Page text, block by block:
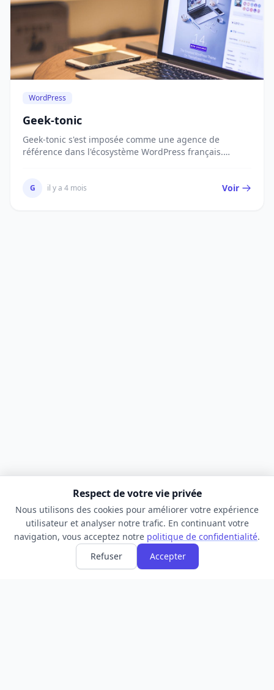
WordPress
Geek-tonic
Geek-tonic s'est imposée comme une agence de
référence dans l'écosystème WordPress français.
G il y a 4 mois Voir
Respect de votre vie privée
Nous utilisons des cookies pour améliorer votre expérience
utilisateur et analyser notre trafic. En continuant votre
navigation, vous acceptez notre politique de confidentialité.
Refuser
Accepter